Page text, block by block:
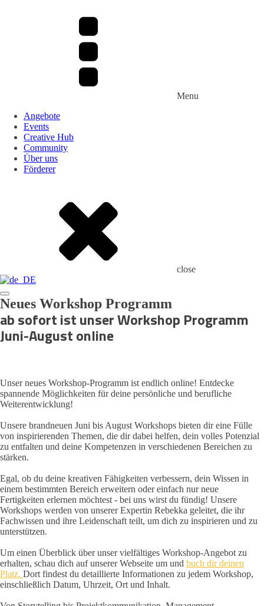
Menu
Angebote
Events
Creative Hub
Community
Über uns
Förderer
close
Neues Workshop Programm
ab sofort ist unser Workshop Programm
Juni-August online
Unser neues Workshop-Programm ist endlich online! Entdecke
spannende Möglichkeiten für deine persönliche und berufliche
Weiterentwicklung!
Unsere brandneuen Juni bis August Workshops bieten dir eine Fülle
von inspirierenden Themen, die dir dabei helfen, dein volles Potenzial
zu entfalten und deine Kompetenzen in verschiedenen Bereichen zu
stärken.
Egal, ob du deine kreativen Fähigkeiten verbessern, dein Wissen in
einem bestimmten Bereich erweitern oder einfach nur neue
Fertigkeiten erlernen möchtest - bei uns wirst du fündig! Unsere
Workshops werden von unserer Expertin Rebekka geleitet, die ihr
Fachwissen und ihre Leidenschaft teilt, um dich zu inspirieren und zu
unterstützen.
Um einen Überblick über unser vielfältiges Workshop-Angebot zu
erhalten, schau dich auf unserer Webseite um und buch dir deinen
Platz. Dort findest du detaillierte Informationen zu jedem Workshop,
einschließlich Datum, Uhrzeit, Ort und Inhalt.